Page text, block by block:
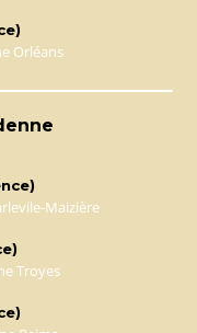
Orléans
Maizière
Troyes